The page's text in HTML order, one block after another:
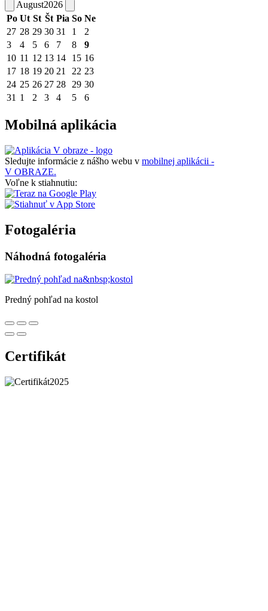
August2026
Po Ut St Št Pia So Ne
27 28 29 30 31 1
2
3
4 5 6 7 8
9
10 11 12 13 14 15 16
17 18 19 20 21 22 23
24 25 26 27 28 29 30
31 1 2 3 4 5 6
Mobilná aplikácia
Sledujte informácie z nášho webu v mobilnej aplikácii -
V OBRAZE.
Voľne k stiahnutiu:
Fotogaléria
Náhodná fotogaléria
Predný pohľad na kostol
Certifikát